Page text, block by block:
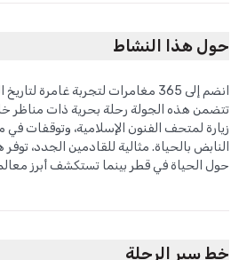
حول هذا النشاط
انضم إلى 365 مغامرات لتجربة غامرة
تتضمن هذه الجولة رحلة بحرية ذات مناظر
زيارة لمتحف الفنون الإسلامية، وتوقفات
النابض بالحياة. مثالية للقادمين الجدد،
حول الحياة في قطر بينما تستكشف أبرز
خط سير الرحلة